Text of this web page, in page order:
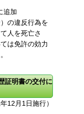
追加
の違反行為を
人を死亡さ
は免許の効力
証明書の交付に
年12月1日施行）